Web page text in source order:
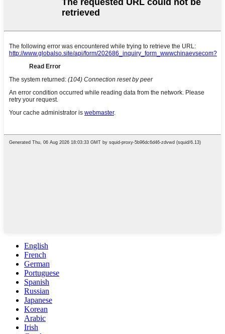
English
French
German
Portuguese
Spanish
Russian
Japanese
Korean
Arabic
Irish